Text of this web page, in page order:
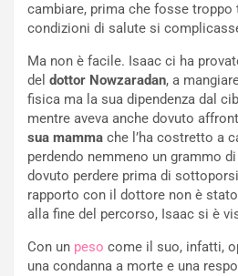
cambiare, prima che fosse troppo
condizioni di salute si
Ma non è facile. Isaac ci ha
del dottor Nowzaradan, a
fisica ma la sua dipendenza dal
mentre aveva anche dovuto
sua mamma che l’ha costretto a
perdendo nemmeno un grammo
dovuto perdere prima di sottoporsi
rapporto con il dottore non è
alla fine del percorso, Isaac si è
Con un peso come il suo, infatti,
una condanna a morte e una